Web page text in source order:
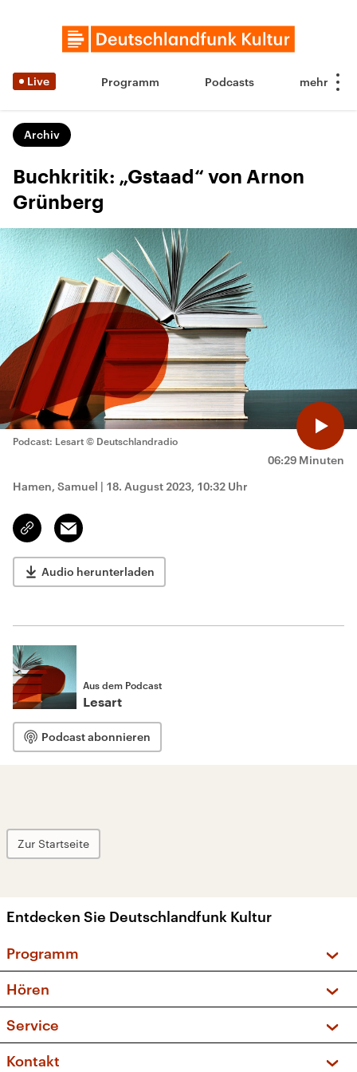
Live Programm Podcasts
Archiv
Buchkritik: „Gstaad“ von Arnon
Grünberg
06:29 Minuten
Podcast: Lesart © Deutschlandradio
Hamen, Samuel | 18. August 2023, 10:32 Uhr
Link
kopieren/teilen
Email
Audio herunterladen
Aus dem Podcast
Lesart
Podcast abonnieren
Zur Startseite
Entdecken Sie Deutschlandfunk Kultur
Programm
Sendungen und Podcasts
Musikliste
Kakadu – Das Kinderprogramm
Hören
Frequenzen (UKW + DAB+)
Service
FAQ
Kontakt